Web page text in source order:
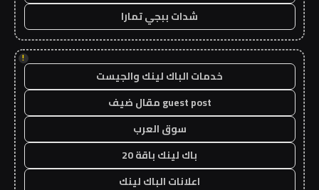
شدات ببجي تمارا
!
خدمات الباك لينك والجيست
guest post مقال ضيف
سوق العرب
باك لينك باقة 20
اعلانات الباك لينك